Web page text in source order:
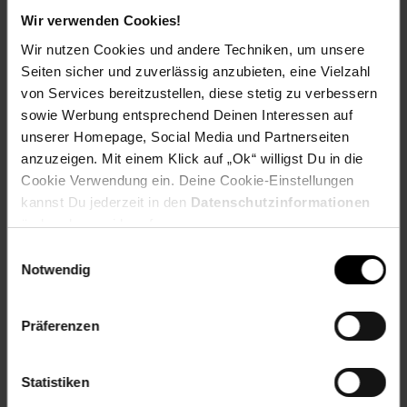
Wir verwenden Cookies!
Wir nutzen Cookies und andere Techniken, um unsere
Seiten sicher und zuverlässig anzubieten, eine Vielzahl
von Services bereitzustellen, diese stetig zu verbessern
sowie Werbung entsprechend Deinen Interessen auf
unserer Homepage, Social Media und Partnerseiten
anzuzeigen. Mit einem Klick auf „Ok“ willigst Du in die
Cookie Verwendung ein. Deine Cookie-Einstellungen
kannst Du jederzeit in den Datenschutzinformationen
ändern bzw. widerrufen.
Notwendig
Präferenzen
Statistiken
ein intensives Aroma• Temperaturkontrolle zwischen 92
Edelstahl-Thermokanne hält den Kaffee lange warm•
Einfache Reinigung dank 3-in-1-EntkalkerfunktionMit der
ZWILLING Enfinigy Filterkaffeemaschine genießen Sie jeden
Tag frischen, aromatischen Kaffee in höchster Qualität. Die
Kombination aus innovativen Funktionen, langlebiger
Verarbeitung und stilvollem Design macht diese
Kaffeemaschine zu einer perfekten Wahl für anspruchsvolle
Kaffeeliebhaber.LieferumfangKaffeemaschine,
Benutzerhandbuch, Entkalker
EAN: 4009839655548
Versandinformationen